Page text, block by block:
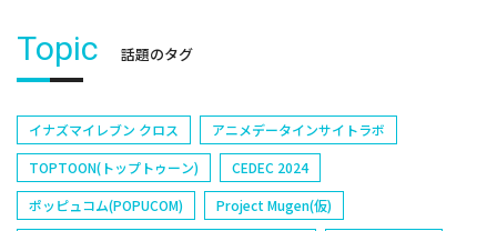
Topic 話題のタグ
イナズマイレブン クロス
アニメデータインサイトラボ
TOPTOON(トップトゥーン)
CEDEC 2024
ポッピュコム(POPUCOM)
Project Mugen(仮)